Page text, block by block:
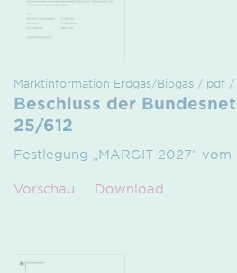
Marktinformation Erdgas/Biogas / pdf /
Beschluss der
25/612
Festlegung „MARGIT 2027“
Vorschau Download